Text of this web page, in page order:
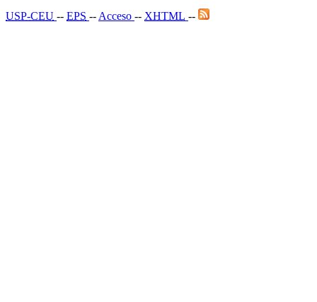
USP-CEU -- EPS -- Acceso -- XHTML --